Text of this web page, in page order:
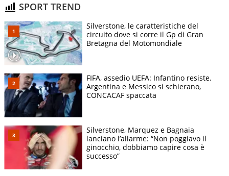
SPORT TREND
Silverstone, le caratteristiche del
circuito dove si corre il Gp di Gran
Bretagna del Motomondiale
FIFA, assedio UEFA: Infantino resiste.
Argentina e Messico si schierano,
CONCACAF spaccata
Silverstone, Marquez e Bagnaia
lanciano l’allarme: “Non poggiavo il
ginocchio, dobbiamo capire cosa è
successo”